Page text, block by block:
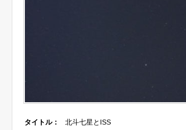
タイトル： 北斗七星とISS